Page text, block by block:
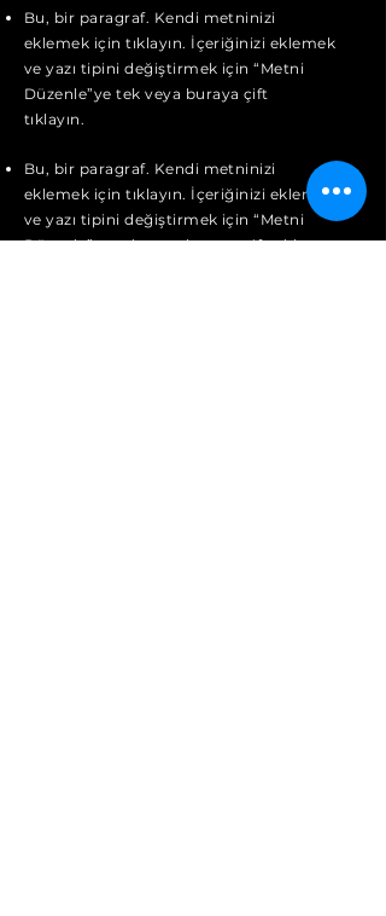
Bu, bir paragraf. Kendi metninizi
eklemek için tıklayın. İçeriğinizi eklemek
ve yazı tipini değiştirmek için “Metni
Düzenle”ye tek veya buraya çift
tıklayın.
Bu, bir paragraf. Kendi metninizi
eklemek için tıklayın. İçeriğinizi eklemek
ve yazı tipini değiştirmek için “Metni
Düzenle”ye tek veya buraya çift tıklayın.